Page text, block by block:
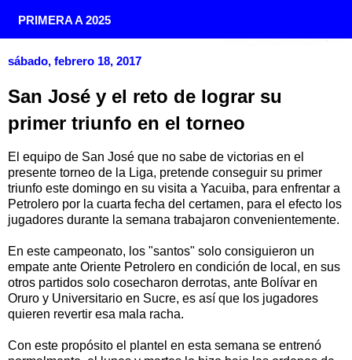
PRIMERA A 2025
sábado, febrero 18, 2017
San José y el reto de lograr su
primer triunfo en el torneo
El equipo de San José que no sabe de victorias en el
presente torneo de la Liga, pretende conseguir su primer
triunfo este domingo en su visita a Yacuiba, para enfrentar a
Petrolero por la cuarta fecha del certamen, para el efecto los
jugadores durante la semana trabajaron convenientemente.
En este campeonato, los "santos" solo consiguieron un
empate ante Oriente Petrolero en condición de local, en sus
otros partidos solo cosecharon derrotas, ante Bolívar en
Oruro y Universitario en Sucre, es así que los jugadores
quieren revertir esa mala racha.
Con este propósito el plantel en esta semana se entrenó